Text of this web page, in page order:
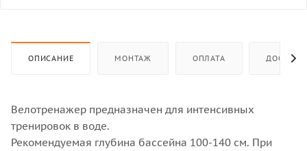
ОПИСАНИЕ МОНТАЖ ОПЛАТА
Велотренажер предназначен для интенсивных
тренировок в воде.
Рекомендуемая глубина бассейна 100-140 см. При